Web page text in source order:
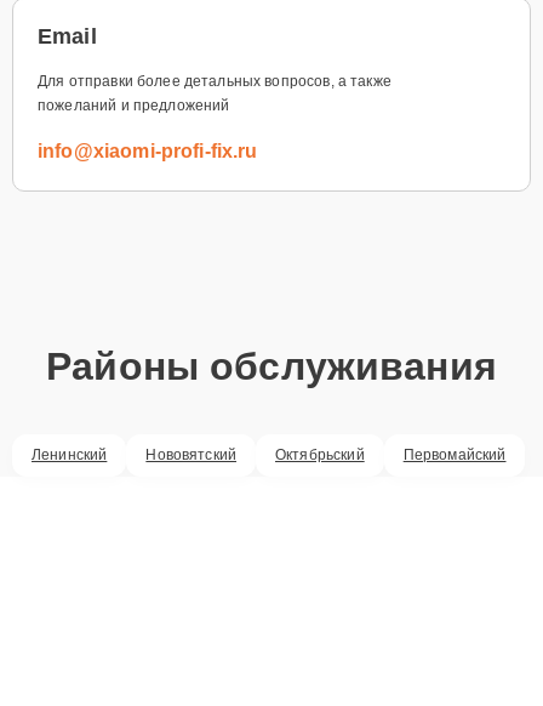
Email
Для отправки более детальных вопросов, а также
пожеланий и предложений
info@xiaomi-profi-fix.ru
Районы обслуживания
Ленинский Нововятский Октябрьский Первомайский